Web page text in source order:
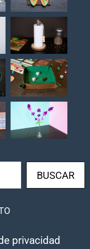
BUSCAR
privacidad